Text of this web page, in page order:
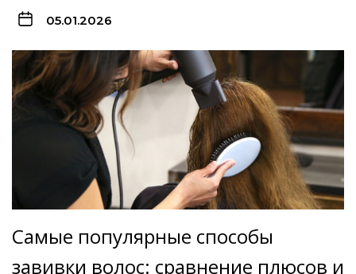
05.01.2026
Самые популярные способы
завивки волос: сравнение плюсов и